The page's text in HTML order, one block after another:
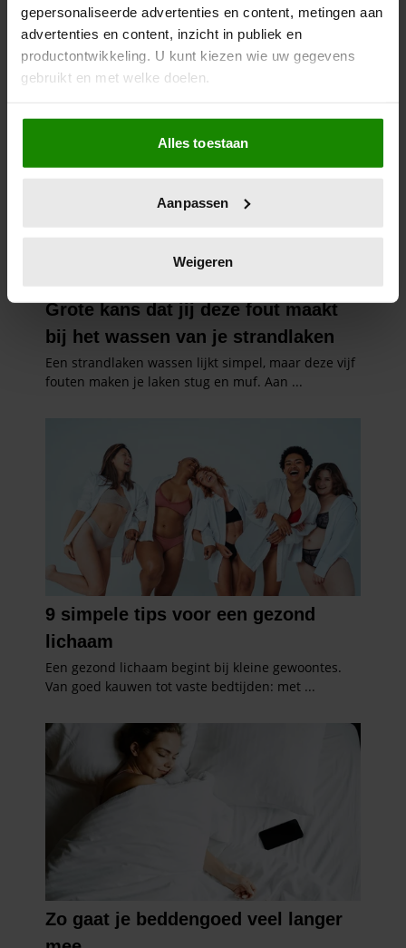
gepersonaliseerde advertenties en content, metingen aan
advertenties en content, inzicht in publiek en
productontwikkeling. U kunt kiezen wie uw gegevens
gebruikt en met welke doelen.
Als u het toestaat, willen we ook graag:
Informatie verzamelen over uw geografische
locatie, die tot een paar meter nauwkeurig kan zijn
scannen op specifieke eigenschappen (fingerprinting)
verwerkt en stel uw voorkeuren in het
intrekken in de Cookieverklaring.
We gebruiken cookies om content en advertenties te
personaliseren, om functies voor social media te bieden
en om ons websiteverkeer te analyseren. Ook delen we
partners kunnen deze gegevens combineren met andere
informatie die u aan ze heeft verstrekt of die ze hebben
verzameld op basis van uw gebruik van hun services. U
gaat akkoord met onze cookies als u onze website blijft
gebruiken.
Alles toestaan
Aanpassen
Weigeren